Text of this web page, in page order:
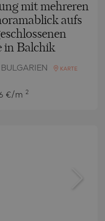
mit mehreren
aufs
in Balchik
KARTE
€/m 2